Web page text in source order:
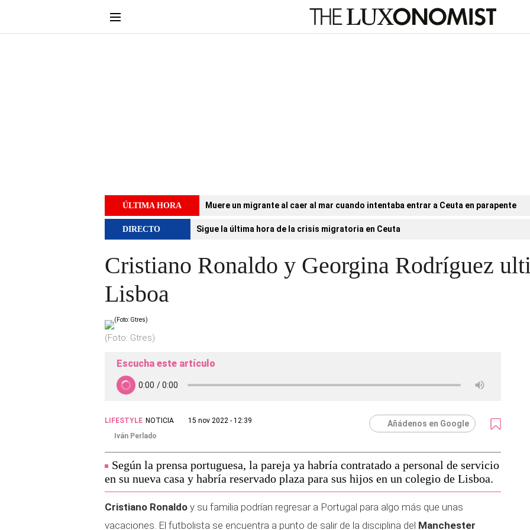
ÚLTIMA HORA Muere un migrante al caer al mar cuando intentaba entrar a Ceuta en parapente
DIRECTO Sigue la última hora de la crisis migratoria en Ceuta
Cristiano Ronaldo y Georgina Rodríguez
Lisboa
(Foto: Gtres)
Escucha este artículo
LIFESTYLE NOTICIA
15 nov 2022 - 12:39
Iván Perlado
Añádenos en Google
Según la prensa portuguesa, la pareja ya habría contratado a personal de servicio
en su nueva casa y habría reservado plaza para sus hijos en un colegio de Lisboa.
Cristiano Ronaldo y su familia podrían regresar a Portugal para algo más que unas
vacaciones. El futbolista se encuentra a punto de salir de la disciplina del Manchester